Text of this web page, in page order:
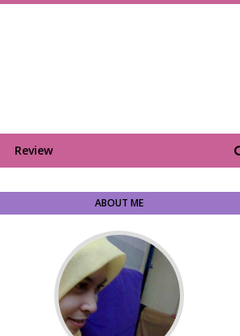
Review
ABOUT ME